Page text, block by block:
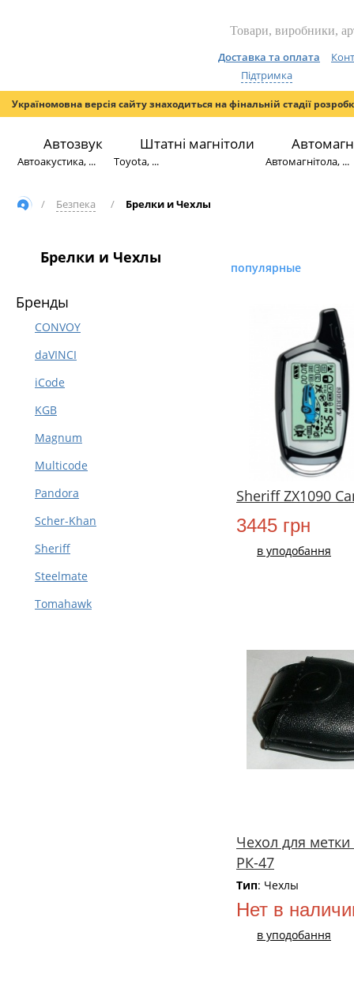
Доставка та оплата
Підтримка
Україномовна версія сайту знаходиться на фінальній стадії
Автозвук
Автоакустика, ...
Штатні магнітоли
Toyota, ... Автомагнітола, ...
/ Безпека / Брелки и Чехлы
Брелки и Чехлы
Бренды
CONVOY
daVINCI
iCode
KGB
Magnum
Multicode
Pandora
Scher-Khan
Sheriff
Steelmate
Tomahawk
популярные
Sheriff ZX1090
3445 грн
в уподобання
Чехол для
РК-47
Тип: Чехлы
Нет в
в уподобання